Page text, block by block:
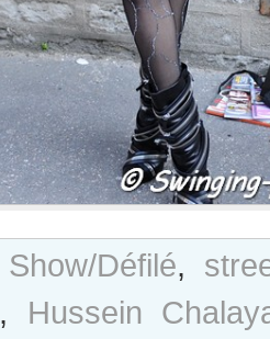
Show/Défilé,
, Hussein